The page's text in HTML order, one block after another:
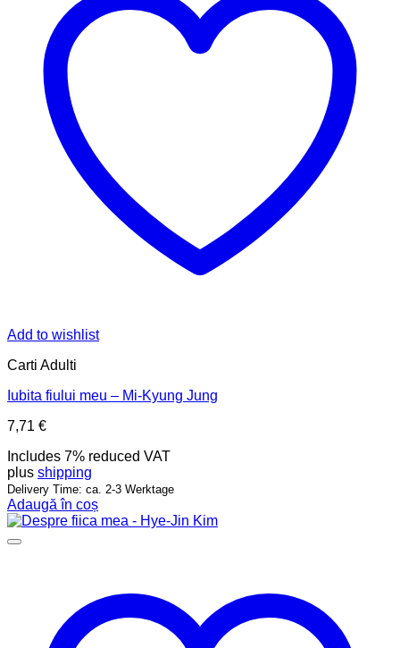
Add to wishlist
Carti Adulti
Iubita fiului meu – Mi-Kyung Jung
7,71 €
Includes 7% reduced VAT
plus shipping
Delivery Time: ca. 2-3 Werktage
Adaugă în coș